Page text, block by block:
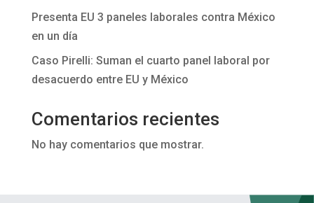
Presenta EU 3 paneles laborales contra México
en un día
Caso Pirelli: Suman el cuarto panel laboral por
desacuerdo entre EU y México
Comentarios recientes
No hay comentarios que mostrar.